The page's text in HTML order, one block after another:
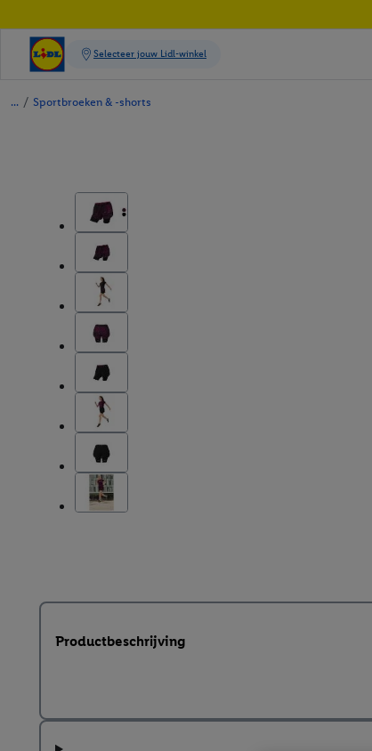
/ Sportbroeken & -shorts
Productbeschrijving